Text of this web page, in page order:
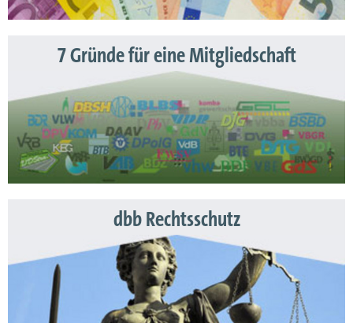
7 Gründe für eine Mitgliedschaft
dbb Rechtsschutz